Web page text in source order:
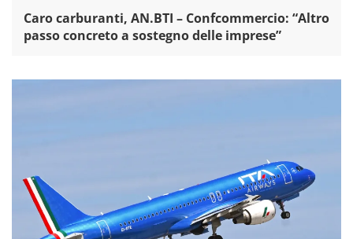
Caro carburanti, AN.BTI – Confcommercio: “Altro
passo concreto a sostegno delle imprese”